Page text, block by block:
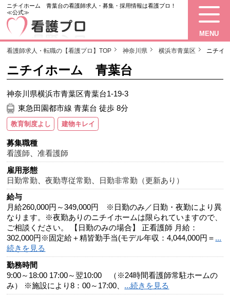
ニチイホーム 青葉台の看護師求人・募集・採用情報は看護プロ！
≪公式≫
MENU
看護師求人・転職の【看護プロ】TOP 神奈川県 横浜市青葉区 ニチイ
ニチイホーム 青葉台
神奈川県横浜市青葉区青葉台1-19-3
東急田園都市線 青葉台 徒歩 8分
教育制度よし 建物キレイ
募集職種
看護師 、准看護師
雇用形態
日勤常勤 、夜勤専従常勤 日勤非常勤（更新あり）
給与
月給260,000円～349,000円 ※日勤のみ／日勤・夜勤により異
なります。※夜勤ありのニチイホームは限られていますので、
ご相談ください。 【日勤のみの場合】 正看護師 月給：
302,000円※固定給＋精皆勤手当(モデル年収：4,044,000円＝ ...
続きを見る
勤務時間
9:00～18:00 17:00～翌10:00 （※24時間看護師常駐ホームの
み） ※施設により8：00～17:00、 ...続きを見る